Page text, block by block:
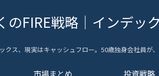
のFIRE戦略｜インデッ
クス、現実はキャッシュフロー。50歳独身会社員が
市場まとめ 投資戦略